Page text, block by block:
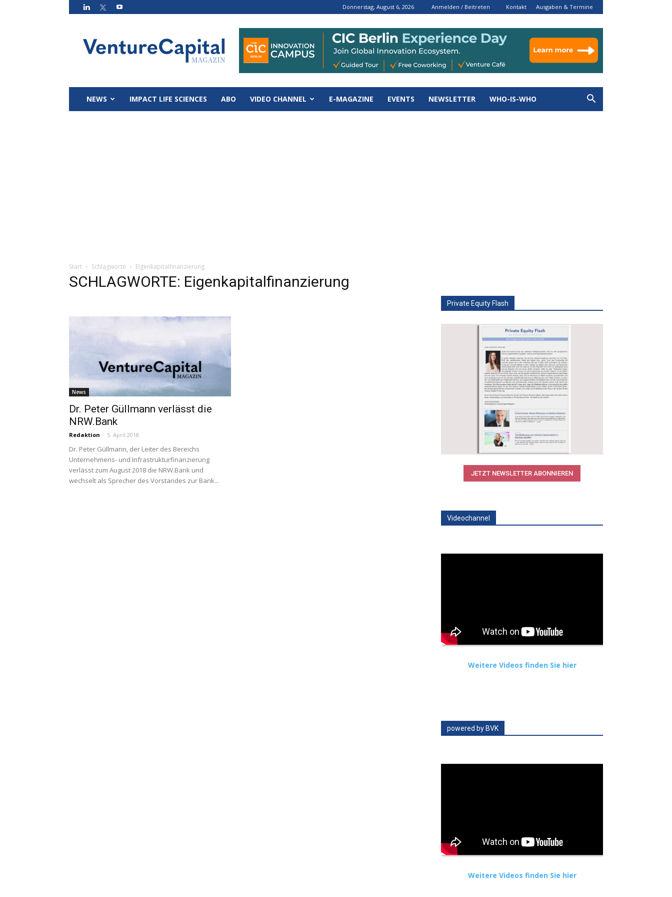
Donnerstag, August 6, 2026 Anmelden / Beitreten Kontakt Ausgaben & Termine
Magazin
NEWS IMPACT LIFE SCIENCES ABO VIDEO CHANNEL E-MAGAZINE EVENTS NEWSLETTER WHO-IS-WHO
Start Schlagworte Eigenkapitalfinanzierung
SCHLAGWORTE: Eigenkapitalfinanzierung
News
Dr. Peter Güllmann verlässt die
NRW.Bank
Redaktion - 5. April 2018
Dr. Peter Güllmann, der Leiter des Bereichs
Unternehmens- und Infrastrukturfinanzierung
verlässt zum August 2018 die NRW.Bank und
wechselt als Sprecher des Vorstandes zur Bank...
Private Equity Flash
JETZT NEWSLETTER ABONNIEREN
Videochannel
Weitere Videos finden Sie hier
powered by BVK
Weitere Videos finden Sie hier